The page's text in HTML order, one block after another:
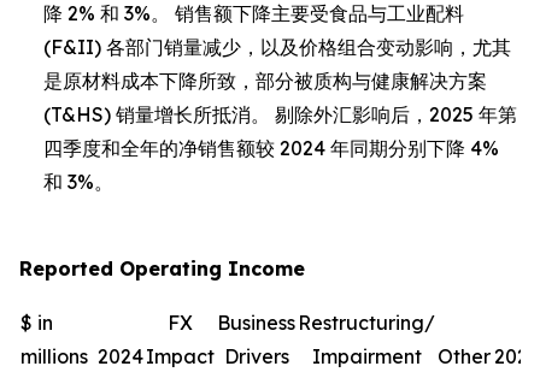
降 2% 和 3%。 销售额下降主要受食品与工业配料
(F&II) 各部门销量减少，以及价格组合变动影响，尤其
是原材料成本下降所致，部分被质构与健康解决方案
(T&HS) 销量增长所抵消。 剔除外汇影响后，2025 年第
四季度和全年的净销售额较 2024 年同期分别下降 4%
和 3%。
Reported Operating Income
$ in
millions 2024
FX
Impact
Business
Drivers
Restructuring/
Impairment
Other2025